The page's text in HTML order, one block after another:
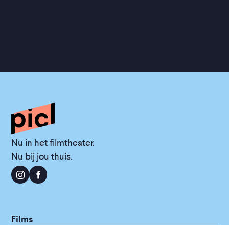
Nu in het filmtheater.
Nu bij jou thuis.
Films